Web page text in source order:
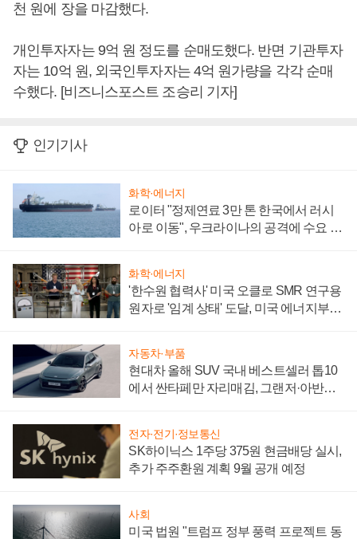
천 원에 장을 마감했다.
개인투자자는 9억 원 정도를 순매도했다. 반면 기관투자
자는 10억 원, 외국인투자자는 4억 원가량을 각각 순매
수했다. [비즈니스포스트 조승리 기자]
인기기사
화학·에너지
로이터 "정제연료 3만 톤 한국에서 러시
아로 이동", 우크라이나의 공격에 수요 늘
화학·에너지
'한수원 협력사' 미국 오클로 SMR 연구용
원자로 '임계 상태' 도달, 미국 에너지부
자동차·부품
현대차 올해 SUV 국내 베스트셀러 톱10
에서 싼타페만 자리매김, 그랜저·아반떼
전자·전기·정보통신
SK하이닉스 1주당 375원 현금배당 실시,
추가 주주환원 계획 9월 공개 예정
사회
미국 법원 "트럼프 정부 풍력 프로젝트 동